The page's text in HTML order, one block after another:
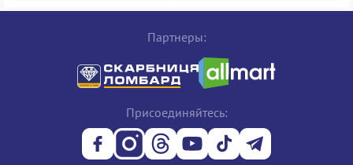
Партнеры:
Присоединяйтесь: